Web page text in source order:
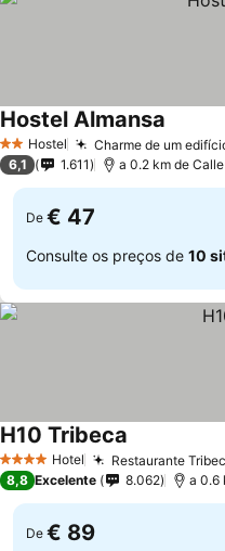
2 Estrelas
Hostel Charme de um
Hostel Almansa
6,1 1.611 a 0.2 km de
De € 47
Consulte os preços de 10
4 EstrelasHotel Restaurante
H10 Tribeca
8,8 Excelente 8.062 a 0.6
De € 89